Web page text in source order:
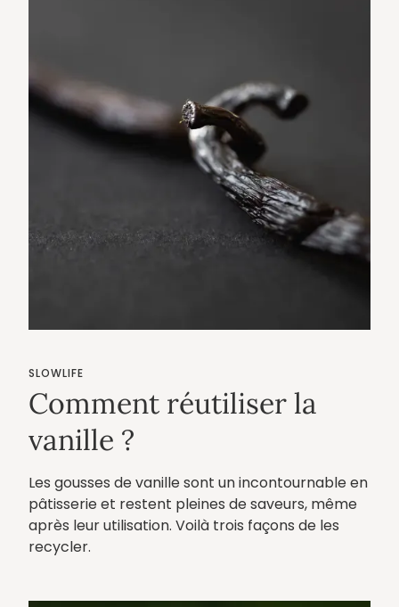
SLOWLIFE
Comment réutiliser la
vanille ?
Les gousses de vanille sont un incontournable en
pâtisserie et restent pleines de saveurs, même
après leur utilisation. Voilà trois façons de les
recycler.